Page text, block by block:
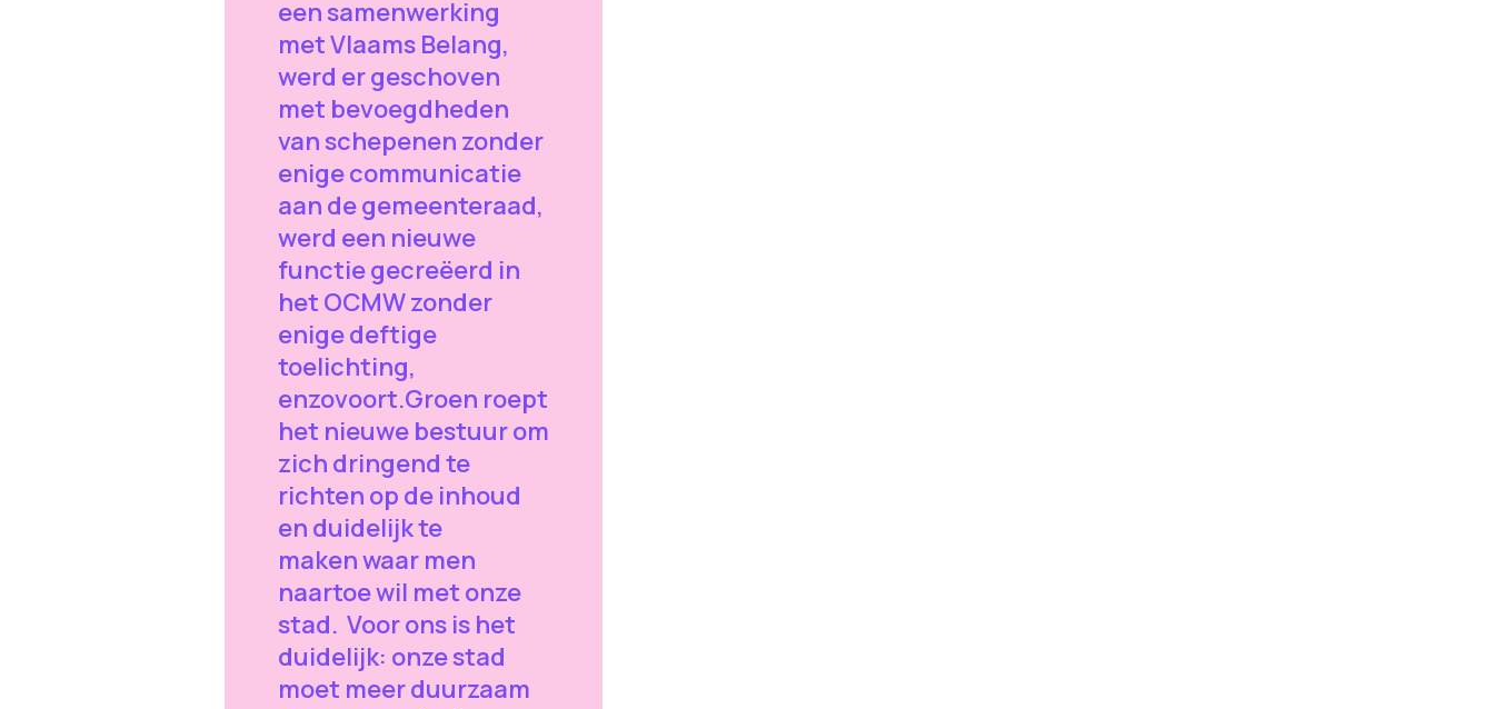
een samenwerking
met Vlaams Belang,
werd er geschoven
met bevoegdheden
van schepenen zonder
enige communicatie
aan de gemeenteraad,
werd een nieuwe
functie gecreëerd in
het OCMW zonder
enige deftige
toelichting,
enzovoort.Groen roept
het nieuwe bestuur om
zich dringend te
richten op de inhoud
en duidelijk te
maken waar men
naartoe wil met onze
stad. Voor ons is het
duidelijk: onze stad
moet meer duurzaam